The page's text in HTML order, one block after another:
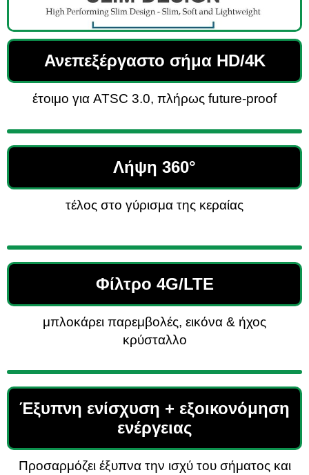
Ανεπεξέργαστο σήμα HD/4K
έτοιμο για ATSC 3.0, πλήρως future-proof
Λήψη 360°
τέλος στο γύρισμα της κεραίας
Φίλτρο 4G/LTE
μπλοκάρει παρεμβολές, εικόνα & ήχος
κρύσταλλο
Έξυπνη ενίσχυση + εξοικονόμηση
ενέργειας
Προσαρμόζει έξυπνα την ισχύ του σήματος και